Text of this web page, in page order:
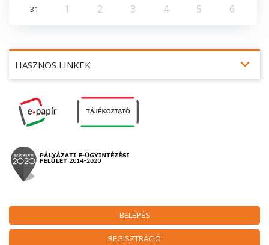
BELÉPÉS
REGISZTRÁCIÓ
HASZNOS LINKEK expand_more
31
1 2 3 4 5 6